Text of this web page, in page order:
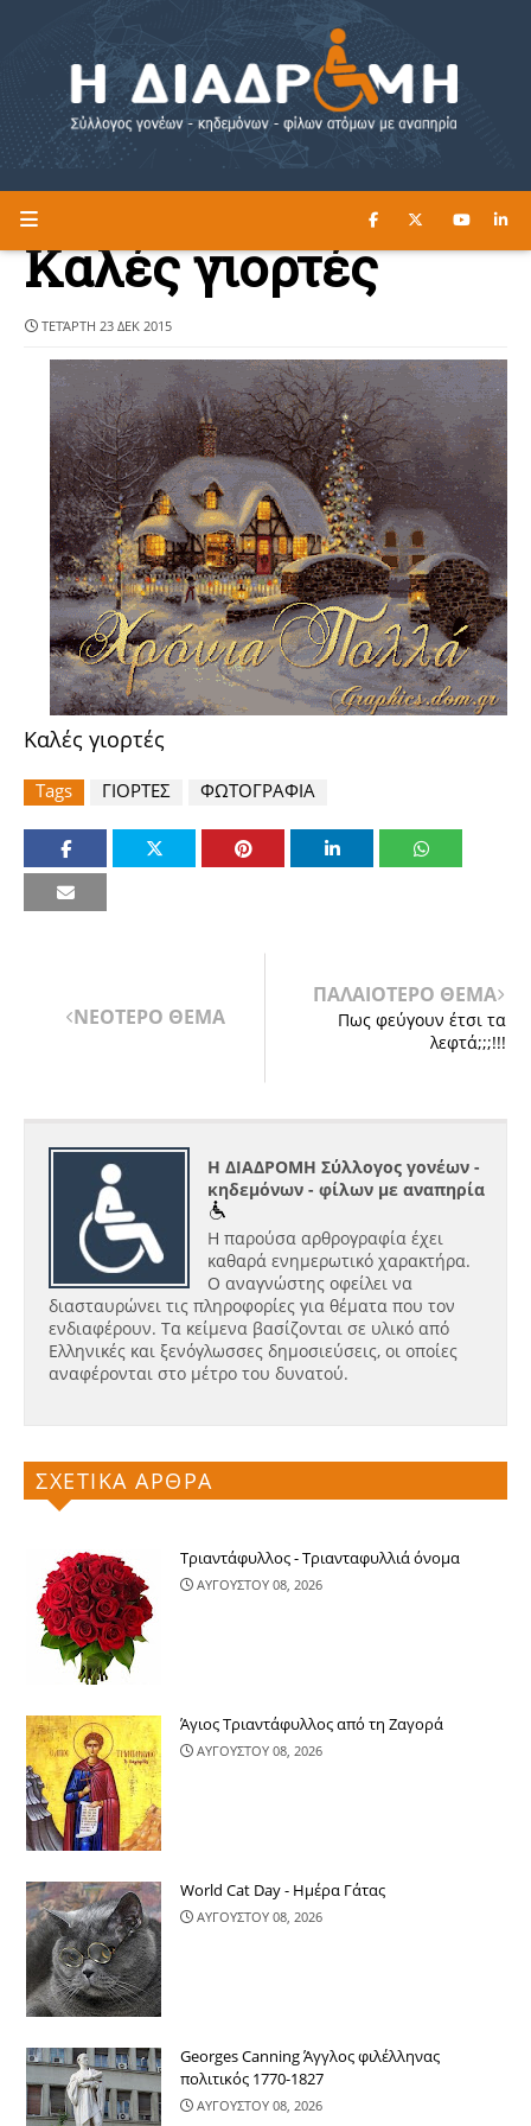
Η ΔΙΑΔΡΟΜΗ ΔΙΑΒΑΣΤΕ ΕΔΩ ►
Καλές γιορτές
ΤΕΤΆΡΤΗ 23 ΔΕΚ 2015
Καλές γιορτές
Tags ΓΙΟΡΤΕΣ ΦΩΤΟΓΡΑΦΙΑ
ΝΕΟΤΕΡΟ ΘΕΜΑ
ΠΑΛΑΙΟΤΕΡΟ ΘΕΜΑ
Πως φεύγουν έτσι τα
λεφτά;;;!!!
Η ΔΙΑΔΡΟΜΗ Σύλλογος γονέων -
κηδεμόνων - φίλων με αναπηρία
Η παρούσα αρθρογραφία έχει
καθαρά ενημερωτικό χαρακτήρα.
Ο αναγνώστης οφείλει να
διασταυρώνει τις πληροφορίες για θέματα που τον
ενδιαφέρουν. Τα κείμενα βασίζονται σε υλικό από
Ελληνικές και ξενόγλωσσες δημοσιεύσεις, οι οποίες
αναφέρονται στο μέτρο του δυνατού.
ΣΧΕΤΙΚΑ ΑΡΘΡΑ
Τριαντάφυλλος - Τριανταφυλλιά όνομα
ΑΥΓΟΥΣΤΟΥ 08, 2026
Άγιος Τριαντάφυλλος από τη Ζαγορά
ΑΥΓΟΥΣΤΟΥ 08, 2026
World Cat Day - Ημέρα Γάτας
ΑΥΓΟΥΣΤΟΥ 08, 2026
Georges Canning Άγγλος φιλέλληνας
πολιτικός 1770-1827
ΑΥΓΟΥΣΤΟΥ 08, 2026